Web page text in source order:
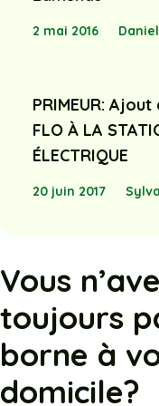
2 mai 2016
PRIMEUR: Ajout
FLO À LA
ÉLECTRIQUE
20 juin 2017
Vous
toujours
borne à
domicile?